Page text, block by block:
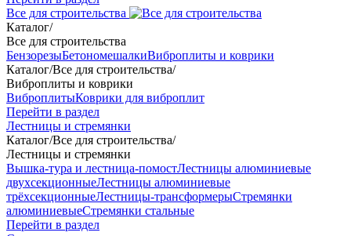
Все для строительства
Каталог/
Все для строительства
БензорезыБетономешалкиВиброплиты и коврики
Каталог/Все для строительства/
Виброплиты и коврики
ВиброплитыКоврики для виброплит
Перейти в раздел
Лестницы и стремянки
Каталог/Все для строительства/
Лестницы и стремянки
Вышка-тура и лестница-помостЛестницы алюминиевые
двухсекционныеЛестницы алюминиевые
трёхсекционныеЛестницы-трансформерыСтремянки
алюминиевыеСтремянки стальные
Перейти в раздел